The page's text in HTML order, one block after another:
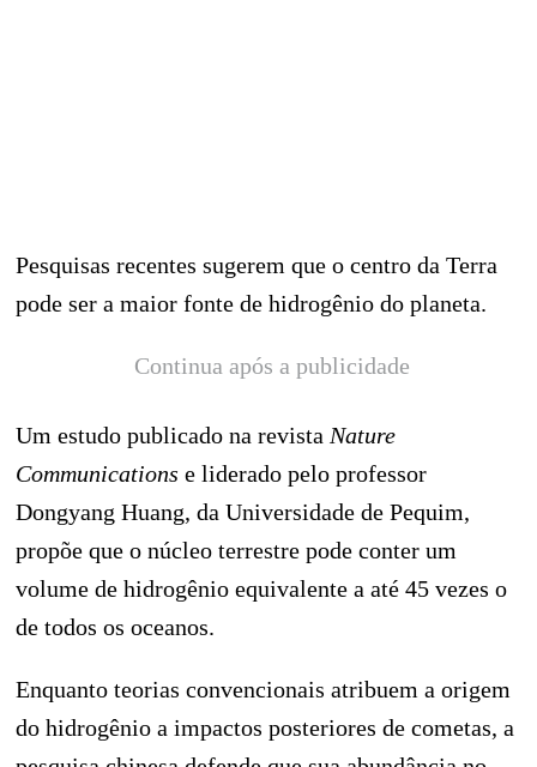
Pesquisas recentes sugerem que o centro da Terra
pode ser a maior fonte de hidrogênio do planeta.
Continua após a publicidade
Um estudo publicado na revista Nature
Communications e liderado pelo professor
Dongyang Huang, da Universidade de Pequim,
propõe que o núcleo terrestre pode conter um
volume de hidrogênio equivalente a até 45 vezes o
de todos os oceanos.
Enquanto teorias convencionais atribuem a origem
do hidrogênio a impactos posteriores de cometas, a